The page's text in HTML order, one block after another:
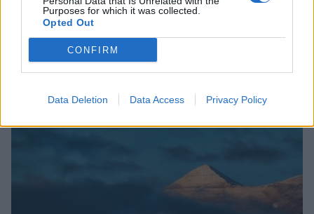
Purposes for which it was collected.
Opted Out
CONFIRM
Data Deletion Data Access Privacy Policy
Ο Όλυμπος ανακηρύχθηκε Μνημείο
Παγκόσμιας Κληρονομιάς της UNESCO
26/07/2026 10:53